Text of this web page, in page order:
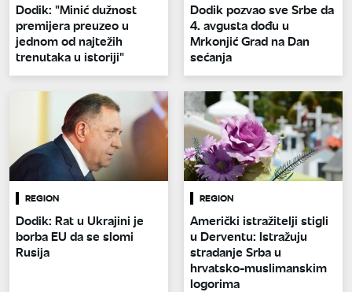
Dodik: "Minić dužnost
premijera preuzeo u
jednom od najtežih
trenutaka u istoriji"
Dodik pozvao sve Srbe da
4. avgusta dođu u
Mrkonjić Grad na Dan
sećanja
REGION
Dodik: Rat u Ukrajini je
borba EU da se slomi
Rusija
REGION
Američki istražitelji stigli
u Derventu: Istražuju
stradanje Srba u
hrvatsko-muslimanskim
logorima